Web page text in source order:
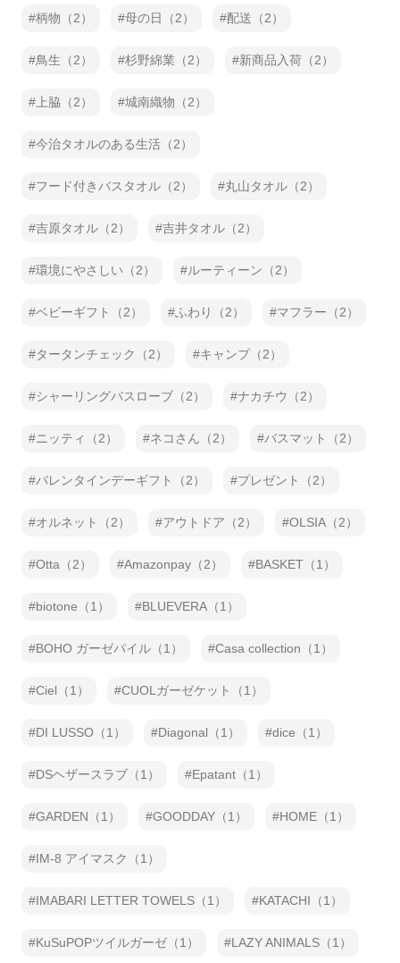
柄物（2） 母の日（2） 配送（2）
鳥生（2） 杉野綿業（2） 新商品入荷（2）
上脇（2） 城南織物（2）
今治タオルのある生活（2）
フード付きバスタオル（2） 丸山タオル（2）
吉原タオル（2） 吉井タオル（2）
環境にやさしい（2） ルーティーン（2）
ベビーギフト（2） ふわり（2） マフラー（2）
タータンチェック（2） キャンプ（2）
シャーリングバスローブ（2） ナカチウ（2）
ニッティ（2） ネコさん（2） バスマット（2）
バレンタインデーギフト（2） プレゼント（2）
オルネット（2） アウトドア（2） OLSIA（2）
Otta（2） Amazonpay（2） BASKET（1）
biotone（1） BLUEVERA（1）
BOHO ガーゼパイル（1） Casa collection（1）
Ciel（1） CUOLガーゼケット（1）
DI LUSSO（1） Diagonal（1） dice（1）
DSヘザースラブ（1） Epatant（1）
GARDEN（1） GOODDAY（1） HOME（1）
IM-8 アイマスク（1）
IMABARI LETTER TOWELS（1） KATACHI（1）
KuSuPOPツイルガーゼ（1） LAZY ANIMALS（1）